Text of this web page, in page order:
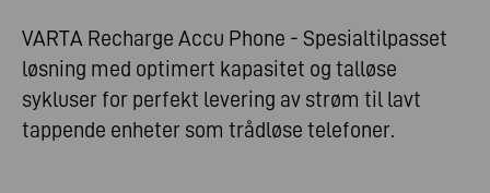
VARTA Recharge Accu Phone - Spesialtilpasset
løsning med optimert kapasitet og talløse
sykluser for perfekt levering av strøm til lavt
tappende enheter som trådløse telefoner.